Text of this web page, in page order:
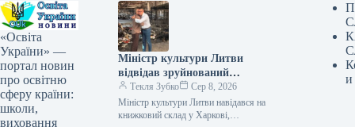
«Освіта
України» —
портал новин
про освітню
сферу країни:
школи,
виховання
Міністр культури Литви
відвідав зруйнований
російськими військами склад
книг у Харкові
Текля Зубко
Сер 8, 2026
Міністр культури Литви навідався на
книжковий склад у Харкові,
и